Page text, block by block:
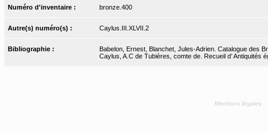
Numéro d'inventaire : bronze.400
Autre(s) numéro(s) : Caylus.III.XLVII.2
Bibliographie :
Babelon, Ernest, Blanchet, Jules-Adrien. Catalogue des
Caylus, A.C de Tubières, comte de. Recueil d’ Antiquités
Mentions légales